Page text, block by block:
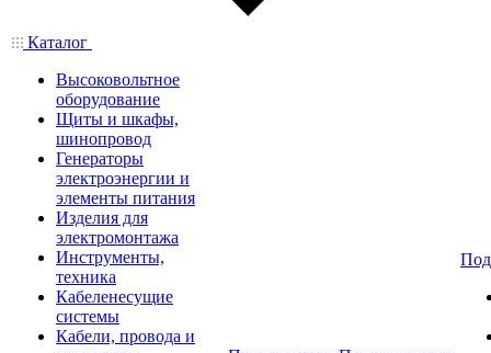
Каталог
Высоковольтное
оборудование
Щиты и шкафы,
шинопровод
Генераторы
электроэнергии и
элементы питания
Изделия для
электромонтажа
Инструменты,
техника
Кабеленесущие
системы
Кабели, провода и